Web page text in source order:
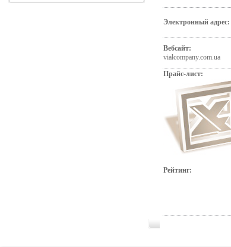
Электронный адрес:
Вебсайт:
vialcompany.com.ua
Прайс-лист:
Рейтинг: